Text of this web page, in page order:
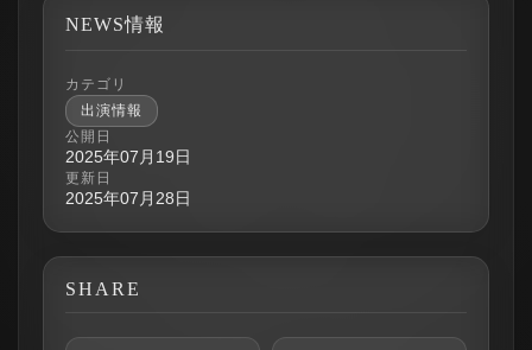
NEWS情報
カテゴリ
出演情報
公開日
2025年07月19日
更新日
2025年07月28日
SHARE